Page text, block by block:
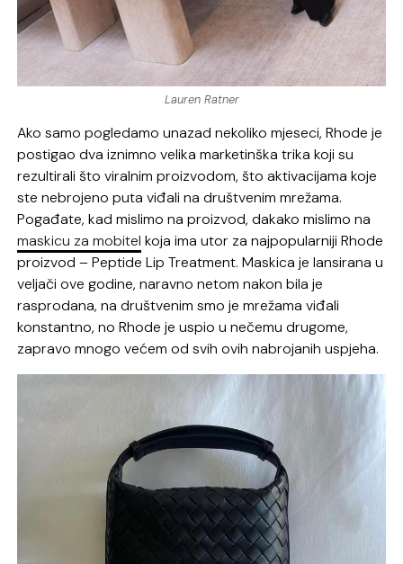
Lauren Ratner
Ako samo pogledamo unazad nekoliko mjeseci, Rhode je
postigao dva iznimno velika marketinška trika koji su
rezultirali što viralnim proizvodom, što aktivacijama koje
ste nebrojeno puta viđali na društvenim mrežama.
Pogađate, kad mislimo na proizvod, dakako mislimo na
maskicu za mobitel koja ima utor za najpopularniji Rhode
proizvod – Peptide Lip Treatment. Maskica je lansirana u
veljači ove godine, naravno netom nakon bila je
rasprodana, na društvenim smo je mrežama viđali
konstantno, no Rhode je uspio u nečemu drugome,
zapravo mnogo većem od svih ovih nabrojanih uspjeha.